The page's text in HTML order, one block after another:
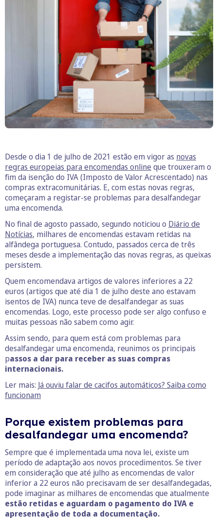
Desde o dia 1 de julho de 2021 estão em vigor as novas
regras europeias para encomendas online que trouxeram o
fim da isenção do IVA (Imposto de Valor Acrescentado) nas
compras extracomunitárias. E, com estas novas regras,
começaram a registar-se problemas para desalfandegar
uma encomenda.
No final de agosto passado, segundo noticiou o Diário de
Notícias, milhares de encomendas estavam retidas na
alfândega portuguesa. Contudo, passados cerca de três
meses desde a implementação das novas regras, as queixas
persistem.
Quem encomendava artigos de valores inferiores a 22
euros (artigos que até dia 1 de julho deste ano estavam
isentos de IVA) nunca teve de desalfandegar as suas
encomendas. Logo, este processo pode ser algo confuso e
muitas pessoas não sabem como agir.
Assim sendo, para quem está com problemas para
desalfandegar uma encomenda, reunimos os principais
passos a dar para receber as suas compras
internacionais.
Ler mais: Já ouviu falar de cacifos automáticos? Saiba como
funcionam
Porque existem problemas para
desalfandegar uma encomenda?
Sempre que é implementada uma nova lei, existe um
período de adaptação aos novos procedimentos. Se tiver
em consideração que até julho as encomendas de valor
inferior a 22 euros não precisavam de ser desalfandegadas,
pode imaginar as milhares de encomendas que atualmente
estão retidas e aguardam o pagamento do IVA e
apresentação de toda a documentação.